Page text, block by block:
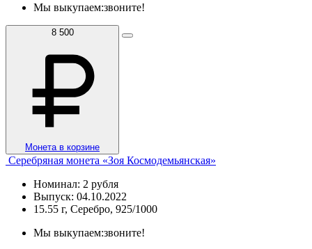
Мы выкупаем:звоните!
8 500
Монета в корзине
Серебряная монета «Зоя Космодемьянская»
Номинал: 2 рубля
Выпуск: 04.10.2022
15.55 г, Серебро, 925/1000
Мы выкупаем:звоните!